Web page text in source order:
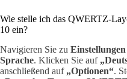
Wie stelle ich das QWERTZ-
10 ein?
Navigieren Sie zu
Sprache. Klicken Sie auf
anschließend auf „Optionen“.